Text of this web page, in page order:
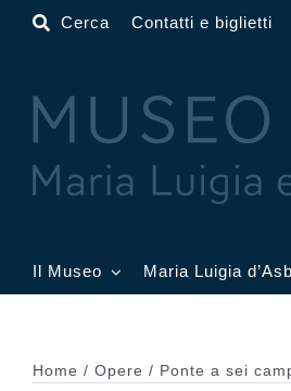
Salta
Cerca Contatti e biglietti
Il Museo Maria Luigia
Home Opere Ponte a sei